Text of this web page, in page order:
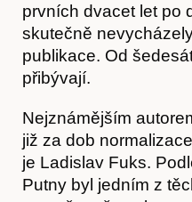
prvních dvacet let po
skutečně
publikace. Od
přibývají.
Nejznámějším
již za dob
je Ladislav Fuks.
Putny byl jedním z